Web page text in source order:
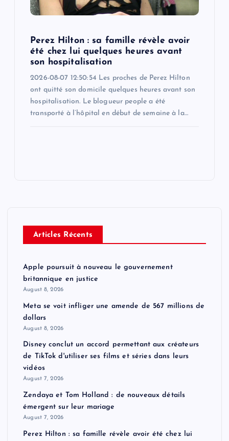
Perez Hilton : sa famille révèle avoir
été chez lui quelques heures avant
son hospitalisation
2026-08-07 12:50:54 Les proches de Perez Hilton
ont quitté son domicile quelques heures avant son
hospitalisation. Le blogueur people a été
transporté à l’hôpital en début de semaine à la…
Articles Récents
Apple poursuit à nouveau le gouvernement
britannique en justice
August 8, 2026
Meta se voit infliger une amende de 567 millions de
dollars
August 8, 2026
Disney conclut un accord permettant aux créateurs
de TikTok d'utiliser ses films et séries dans leurs
vidéos
August 7, 2026
Zendaya et Tom Holland : de nouveaux détails
émergent sur leur mariage
August 7, 2026
Perez Hilton : sa famille révèle avoir été chez lui